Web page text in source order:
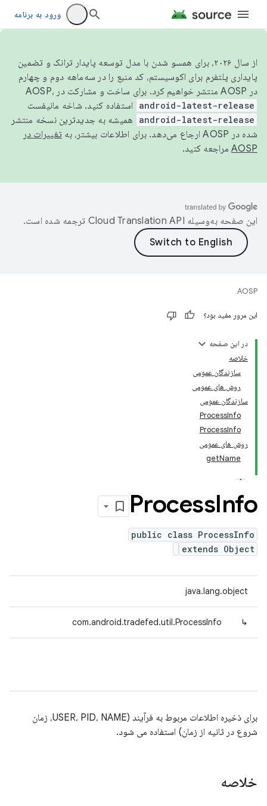
ورود به برنامه
از سال ۲۰۲۶، برای همسو شدن با مدل توسعه پایدار ترانک و تضمین
پایداری پلتفرم برای اکوسیستم، کد منبع را در سه‌ماهه دوم و چهارم
در AOSP منتشر خواهیم کرد. برای ساخت و مشارکت در AOSP،
android-latest-release استفاده کنید. شاخه مانیفست
android-latest-release
همیشه به جدیدترین نسخه منتشر
شده در AOSP ارجاع می‌دهد. برای اطلاعات بیشتر، به
تغییرات در
AOSP مراجعه کنید.
این صفحه به‌وسیله ترجمه شده است.
AOSP
این مرور مفید بود؟
در این صفحه
خلاصه
سازندگان عمومی
روش های عمومی
سازندگان عمومی
ProcessInfo
ProcessInfo
روش های عمومی
getName
ProcessInfo
public class ProcessInfo
extends Object
java.lang.object
↳
com.android.tradefed.util.ProcessInfo
برای ذخیره اطلاعات مربوط به فرآیند (USER، PID، NAME، زمان
شروع در ثانیه از زمان) استفاده می شود.
خلاصه